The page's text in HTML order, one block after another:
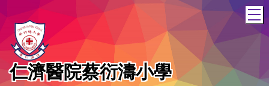
仁濟醫院蔡衍濤小學